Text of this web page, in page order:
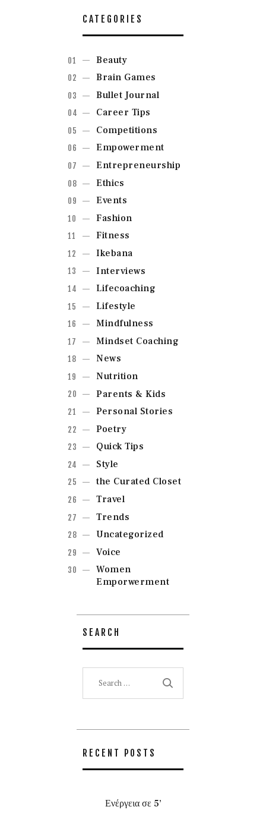
CATEGORIES
Beauty
Brain Games
Bullet Journal
Career Tips
Competitions
Empowerment
Entrepreneurship
Ethics
Events
Fashion
Fitness
Ikebana
Interviews
Lifecoaching
Lifestyle
Mindfulness
Mindset Coaching
News
Nutrition
Parents & Kids
Personal Stories
Poetry
Quick Tips
Style
the Curated Closet
Travel
Trends
Uncategorized
Voice
Women
Emporwerment
SEARCH
RECENT POSTS
Ενέργεια σε 5’